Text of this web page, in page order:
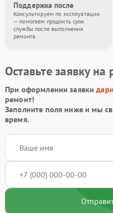
Поддержка после
Консультируем по эксплуатации
— помогаем продлить срок
службы после выполнения
ремонта.
Оставьте заявку на
При оформлении заявки
ремонт!
Заполните поля ниже и мы
время.